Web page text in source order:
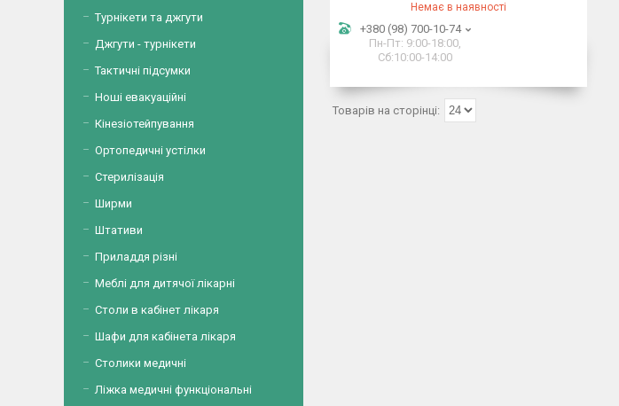
Немає в наявності
+380 (98) 700-10-74
Пн-Пт: 9:00-18:00,
Сб:10:00-14:00
Турнікети та джгути
Джгути - турнікети
Тактичні підсумки
Ноші евакуаційні
Кінезіотейпування
Ортопедичні устілки
Стерилізація
Ширми
Штативи
Приладдя різні
Меблі для дитячої лікарні
Столи в кабінет лікаря
Шафи для кабінета лікаря
Столики медичні
Ліжка медичні функціональні